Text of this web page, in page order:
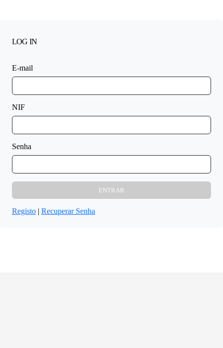
LOG IN
E-mail
NIF
Senha
ENTRAR
Registo | Recuperar Senha